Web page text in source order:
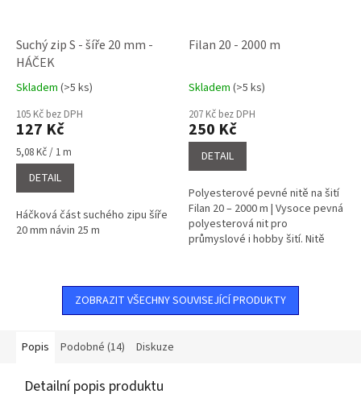
Suchý zip S - šíře 20 mm -
HÁČEK
Průměrné
hodnocení
produktu
je
5,0
z
hvězdiček.
Skladem (>5 ks)
105 Kč bez DPH
127 Kč
Měrná
cena:
5,08 Kč / 1 m
DETAIL
Háčková část suchého zipu šíře
20 mm návin 25 m
Filan 20 - 2000 m
Průměrné
hodnocení
produktu
je
5,0
hvězdiček.
Skladem (>5 ks)
207 Kč bez DPH
250 Kč
DETAIL
Polyesterové pevné nitě na šití
Filan 20 – 2000 m | Vysoce pevná
polyesterová nit pro
průmyslové i hobby šití. Nitě
ZOBRAZIT VŠECHNY SOUVISEJÍCÍ PRODUKTY
Popis Podobné (14) Diskuze
Detailní popis produktu